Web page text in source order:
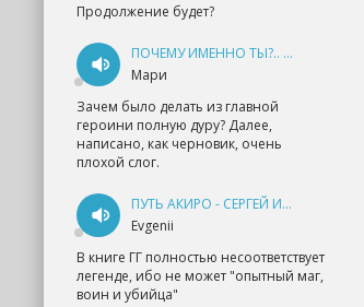
Продолжение будет?
ПОЧЕМУ ИМЕННО ТЫ?.. КНИГА 1 - ЕКАТЕРИНА ЮДИНА
Мари
Зачем было делать из главной
героини полную дуру? Далее,
написано, как черновик, очень
плохой слог.
ПУТЬ АКИРО - СЕРГЕЙ ИЗМАЙЛОВ
Evgenii
В книге ГГ полностью несоответствует
легенде, ибо не может "опытный маг,
воин и убийца"